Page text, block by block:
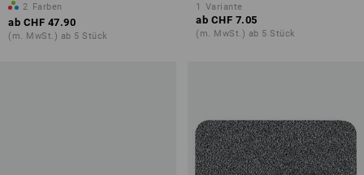
2 Farben
ab CHF 47.90
(m. MwSt.) ab 5 Stück
1 Variante
ab CHF 7.05
(m. MwSt.) ab 5 Stück